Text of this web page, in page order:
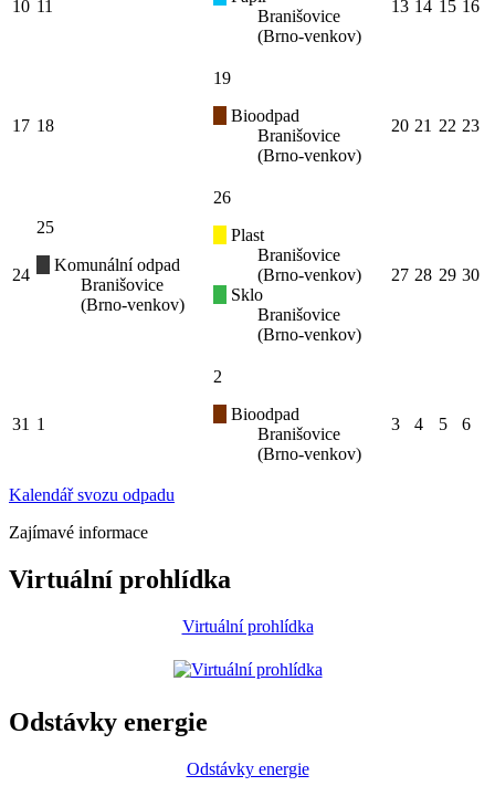
10 11
Branišovice
(Brno-venkov)
13 14 15 16
17 18
19
Bioodpad
Branišovice
(Brno-venkov)
20 21 22 23
24
25
Komunální odpad
Branišovice
(Brno-venkov)
26
Plast
Branišovice
(Brno-venkov)
Sklo
Branišovice
(Brno-venkov)
27 28 29 30
31 1
2
Bioodpad
Branišovice
(Brno-venkov)
3 4 5 6
Kalendář svozu odpadu
Zajímavé informace
Virtuální prohlídka
Virtuální prohlídka
Odstávky energie
Odstávky energie